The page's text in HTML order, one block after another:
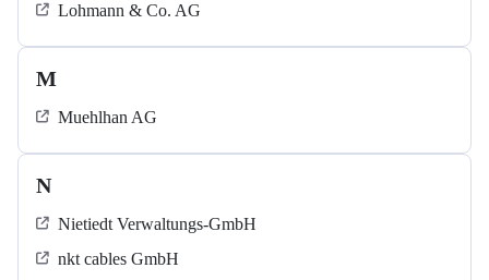
Lohmann & Co. AG
M
Muehlhan AG
N
Nietiedt Verwaltungs-GmbH
nkt cables GmbH